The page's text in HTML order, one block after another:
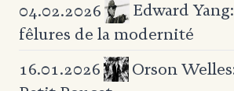
04.02.2026
Edward
fêlures de la modernité
16.01.2026
Orson